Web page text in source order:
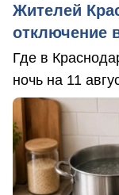
Жителей
отключение
Где в
ночь на 11